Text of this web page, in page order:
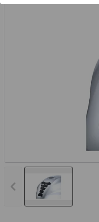
Vorheriges Bild anzeigen